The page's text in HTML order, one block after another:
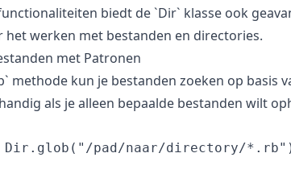
biedt de `Dir` klasse ook
het werken met bestanden en directories.
met Patronen
methode kun je bestanden zoeken op basis
als je alleen bepaalde bestanden wilt
Dir.glob("/pad/naar/directory/